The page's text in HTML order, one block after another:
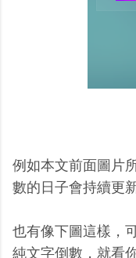
例如本文前面圖片
數的日子會持續更新
也有像下圖這樣，
純文字倒數，就看